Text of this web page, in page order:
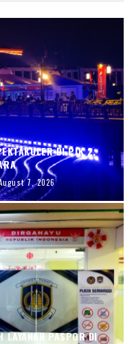
DI PIK 2,
7, 2026
LAYANAN PASPOR DI